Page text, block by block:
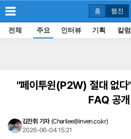
홈 웹진
전체 주요 인터뷰 기획 칼럼
"페이투윈(P2W) 절대 없다
FAQ 공개
김찬휘 기자 (Charliee@inven.co.kr)
2026-06-04 15:21